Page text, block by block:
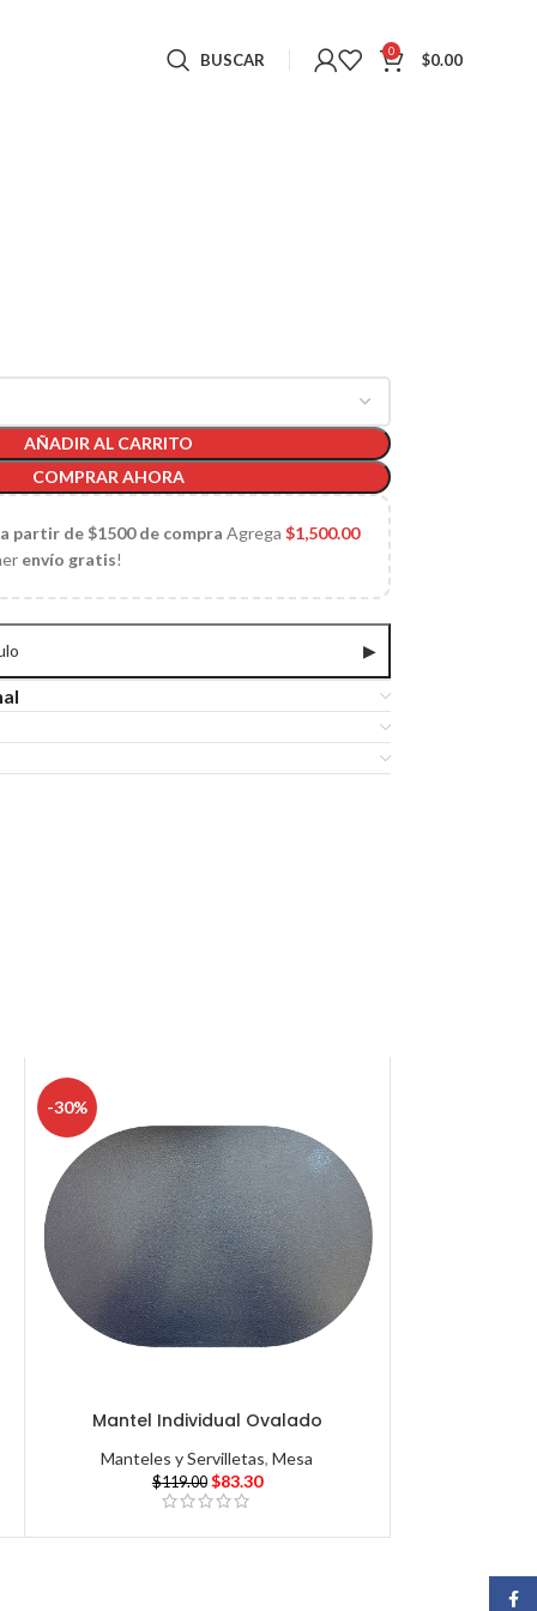
BUSCAR 0 $0.00
AÑADIR AL CARRITO
COMPRAR AHORA
partir de $1500 de compra Agrega$1,500.00
envío gratis!
▶
-30%
Mantel Individual Ovalado
Manteles y Servilletas,Mesa
$119.00 $83.30